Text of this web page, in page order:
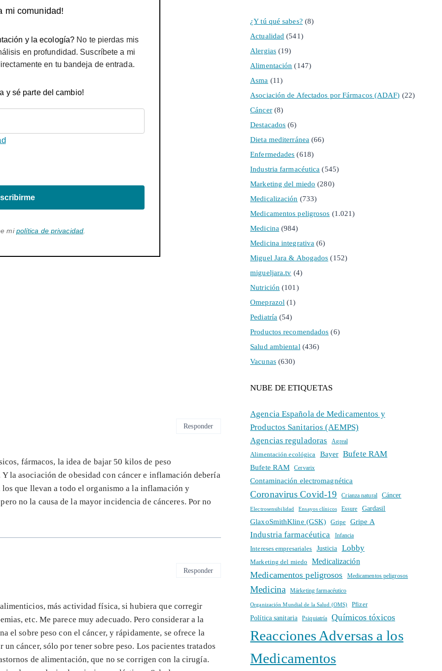
mi comunidad!
y la ecología? No te pierdas mis
en profundidad. Suscríbete a mi
en tu bandeja de entrada.
y sé parte del cambio!
mipolítica de privacidad
fármacos, la idea de bajar 50 kilos de peso
la asociación de obesidad con cáncer e inflamación debería
que llevan a todo el organismo a la inflamación y
no la causa de la mayor incidencia de cánceres. Por no
Responder
más actividad física, si hubiera que corregir
etc. Me parece muy adecuado. Pero considerar a la
el sobre peso con el cáncer, y rápidamente, se ofrece la
cáncer, sólo por tener sobre peso. Los pacientes tratados
de alimentación, que no se corrigen con la cirugía.
Responder
¿Y tú qué sabes? (8)
Actualidad (541)
Alergias(19)
Alimentación (147)
Asma (11)
Asociación de Afectados por Fármacos (ADAF) (22)
Cáncer(8)
Destacados (6)
Dieta mediterránea (66)
Enfermedades (618)
Industria farmacéutica (545)
Marketing del miedo (280)
Medicalización (733)
Medicamentos peligrosos (1.021)
Medicina (984)
Medicina integrativa (6)
Miguel Jara & Abogados (152)
migueljara.tv (4)
Nutrición (101)
Omeprazol (1)
Pediatría (54)
Productos recomendados (6)
Salud ambiental (436)
Vacunas(630)
NUBE DE ETIQUETAS
Agencia Española de Medicamentos y
Productos Sanitarios (AEMPS)
Agencias reguladoras
Agreal
Alimentación ecológica Bayer Bufete RAM
Bufete RAM Cervarix
Contaminación electromagnética
Coronavirus Covid-19 Crianza natural Cáncer
Electrosensibilidad Ensayos clínicos Essure Gardasil
GlaxoSmithKline (GSK) Gripe Gripe A
Industria farmacéutica Infancia
Intereses empresariales Justicia Lobby
Marketing del miedo Medicalización
Medicamentos peligrosos Medicamentos peligrosos
Medicina Márketing farmacéutico
Organización Mundial de la Salud (OMS) Pfizer
Política sanitaria Psiquiatría Químicos tóxicos
Reacciones Adversas a los
Medicamentos